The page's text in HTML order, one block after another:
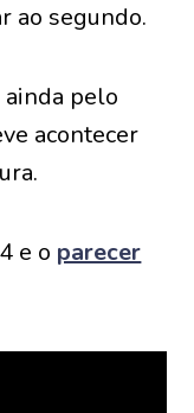
ao segundo.
pelo
acontecer
.
e o parecer